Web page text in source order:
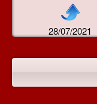
28/07/2021